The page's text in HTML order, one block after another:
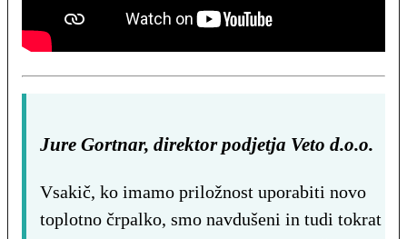
Jure Gortnar, direktor podjetja Veto d.o.o.
Vsakič, ko imamo priložnost uporabiti novo
toplotno črpalko, smo navdušeni in tudi tokrat